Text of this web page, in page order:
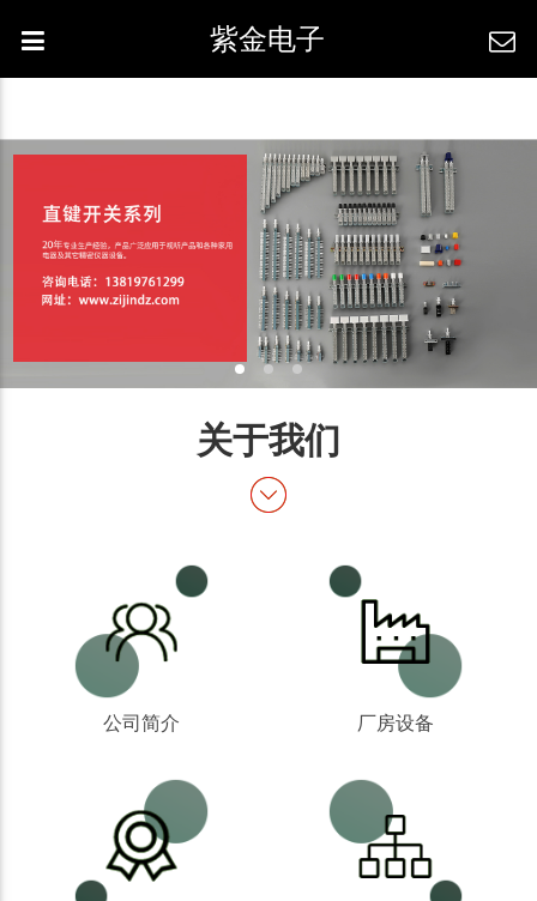
紫金电子
关于我们
公司简介 厂房设备